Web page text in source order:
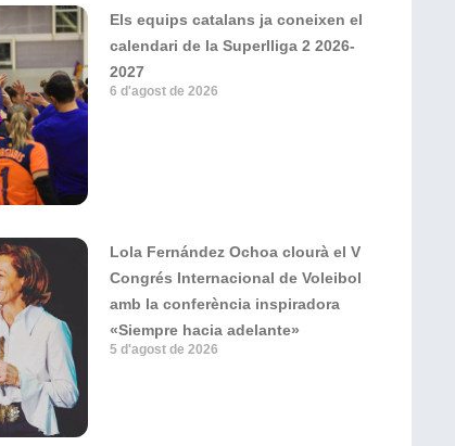
Els equips catalans ja coneixen el
calendari de la Superlliga 2 2026-
2027
6 d'agost de 2026
Lola Fernández Ochoa clourà el V
Congrés Internacional de Voleibol
amb la conferència inspiradora
«Siempre hacia adelante»
5 d'agost de 2026